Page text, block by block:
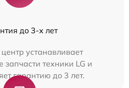
до 3-х лет
устанавливает
запчасти техники LG и
гарантию до 3 лет.